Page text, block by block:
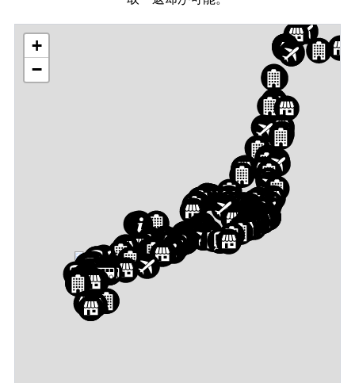
+
−